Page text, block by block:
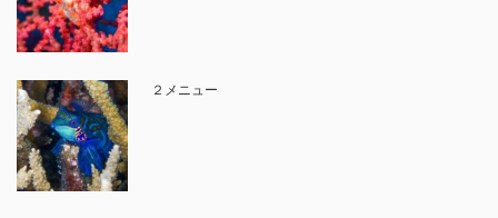
２メニュー